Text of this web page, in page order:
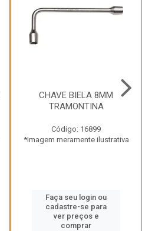
CHAVE BIELA 8MM
TRAMONTINA
Código: 16899
*Imagem meramente ilustrativa
Faça seu login ou
cadastre-se para
ver preços e
comprar